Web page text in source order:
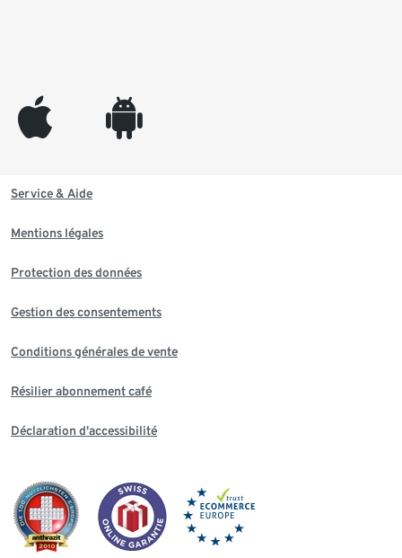
appleinc android
Service & Aide
Mentions légales
Protection des données
Gestion des consentements
Conditions générales de vente
Résilier abonnement café
Déclaration d'accessibilité